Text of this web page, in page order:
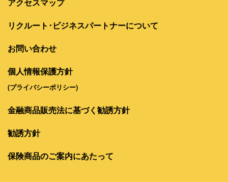
リクルート･ビジネスパートナーについて
お問い合わせ
個人情報保護方針
(プライバシーポリシー)
金融商品販売法に基づく勧誘方針
勧誘方針
保険商品のご案内にあたって